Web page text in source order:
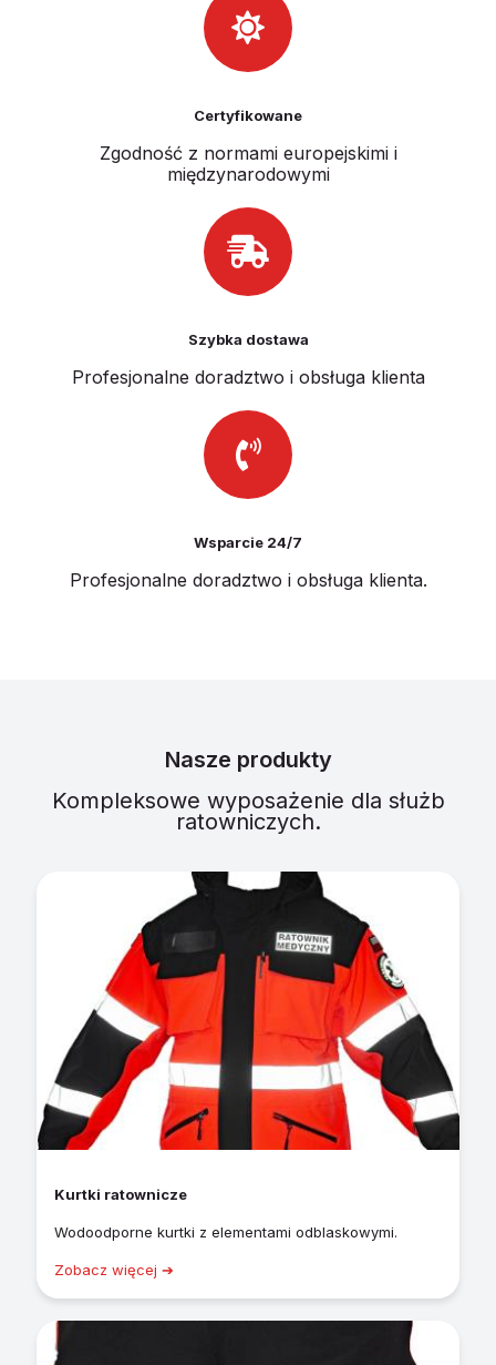
Certyfikowane
Zgodność z normami europejskimi i
międzynarodowymi
Szybka dostawa
Profesjonalne doradztwo i obsługa klienta
Wsparcie 24/7
Profesjonalne doradztwo i obsługa klienta.
Nasze produkty
Kompleksowe wyposażenie dla służb
ratowniczych.
Kurtki ratownicze
Wodoodporne kurtki z elementami odblaskowymi.
Zobacz więcej ➔